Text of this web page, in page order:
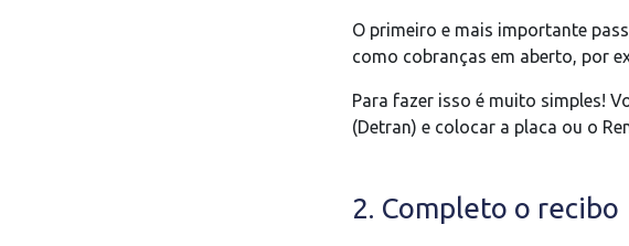
O primeiro e mais importante
como cobranças em aberto, por
Para fazer isso é muito simples!
(Detran) e colocar a placa ou o
2. Completo o recibo